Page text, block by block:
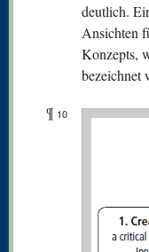
deutlich.
Ansichten
Konzepts,
bezeichnet
¶ 10